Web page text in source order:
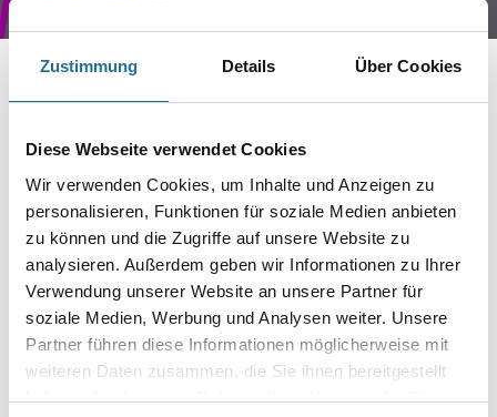
Zustimmung Details Über Cookies
Diese Webseite verwendet Cookies
Wir verwenden Cookies, um Inhalte und Anzeigen zu
personalisieren, Funktionen für soziale Medien anbieten
zu können und die Zugriffe auf unsere Website zu
analysieren. Außerdem geben wir Informationen zu Ihrer
Verwendung unserer Website an unsere Partner für
soziale Medien, Werbung und Analysen weiter. Unsere
Partner führen diese Informationen möglicherweise mit
weiteren Daten zusammen, die Sie ihnen bereitgestellt
haben oder die sie im Rahmen Ihrer Nutzung der Dienste
IST AUFGETRETEN
Keine Sorge, wir pinseln schon an der Lösung und
werden das Problem so schnell wie möglich beheben.
Erkunden Sie in der Zwischenzeit unseren Online-Shop
und lassen Sie sich inspirieren.
ZURÜCK ZUM ONLINE-SHOP